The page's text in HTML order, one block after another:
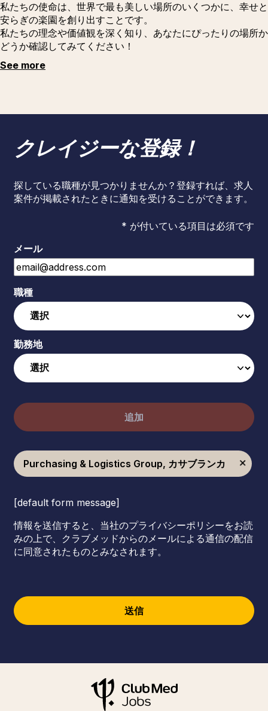
私たちの使命は、世界で最も美しい場所のいくつかに、幸せと
安らぎの楽園を創り出すことです。
私たちの理念や価値観を深く知り、あなたにぴったりの場所か
どうか確認してみてください！
See more
クレイジーな登録！
探している職種が見つかりませんか？登録すれば、求人
案件が掲載されたときに通知を受けることができます。
* が付いている項目は必須です
メール
職種
勤務地
追加
Purchasing & Logistics Group, カサブランカ
[default form message]
情報を送信すると、当社のプライバシーポリシーをお読
みの上で、クラブメッドからのメールによる通信の配信
に同意されたものとみなされます。
送信